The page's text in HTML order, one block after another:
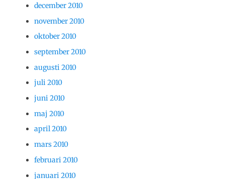
december 2010
november 2010
oktober 2010
september 2010
augusti 2010
juli 2010
juni 2010
maj 2010
april 2010
mars 2010
februari 2010
januari 2010